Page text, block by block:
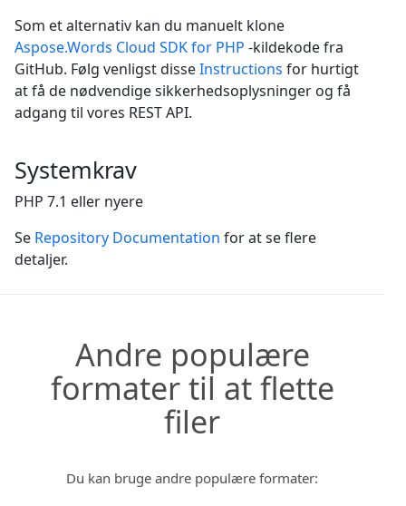
Som et alternativ kan du manuelt klone
Aspose.Words Cloud SDK for PHP -kildekode fra
GitHub. Følg venligst disseInstructions for hurtigt
at få de nødvendige sikkerhedsoplysninger og få
adgang til vores REST API.
Systemkrav
PHP 7.1 eller nyere
Se Repository Documentation for at se flere
detaljer.
Andre populære
formater til at flette
filer
Du kan bruge andre populære formater: